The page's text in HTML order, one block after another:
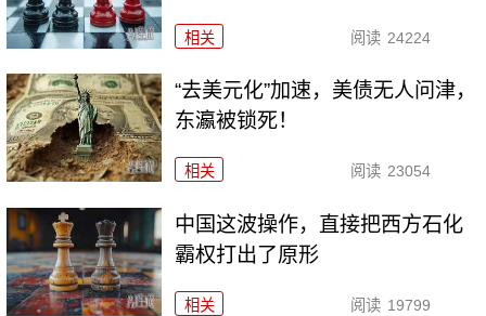
相关 阅读 24224
“去美元化”加速，美债无人问津，
东瀛被锁死！
相关 阅读 23054
中国这波操作，直接把西方石化
霸权打出了原形
相关 阅读 19799